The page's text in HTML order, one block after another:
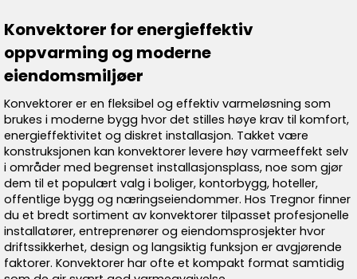
Konvektorer for energieffektiv
oppvarming og moderne
eiendomsmiljøer
Konvektorer er en fleksibel og effektiv varmeløsning som
brukes i moderne bygg hvor det stilles høye krav til komfort,
energieffektivitet og diskret installasjon. Takket være
konstruksjonen kan konvektorer levere høy varmeeffekt selv
i områder med begrenset installasjonsplass, noe som gjør
dem til et populært valg i boliger, kontorbygg, hoteller,
offentlige bygg og næringseiendommer. Hos Tregnor finner
du et bredt sortiment av konvektorer tilpasset profesjonelle
installatører, entreprenører og eiendomsprosjekter hvor
driftssikkerhet, design og langsiktig funksjon er avgjørende
faktorer. Konvektorer har ofte et kompakt format samtidig